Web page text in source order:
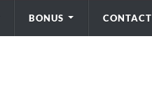
BONUS CONTACT